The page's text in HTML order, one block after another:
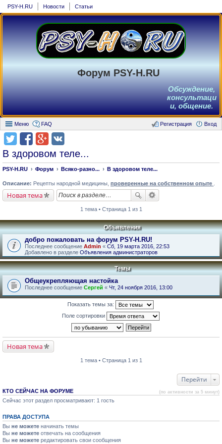
PSY-H.RU Новости Статьи
Форум PSY-H.RU
Обсуждение,
консультаци
и, общение.
Меню FAQ Вход
Регистрация
В здоровом теле...
PSY-H.RU Форум Всяко-разно... В здоровом теле...
Описание: Рецепты народной медицины, проверенные на собственном опыте
Новая тема
1 тема • Страница 1 из 1
Объявления
добро пожаловать на форум PSY-H.RU!
Последнее сообщение Admin « Сб, 19 марта 2016, 22:53
Добавлено в разделе Объявления администраторов
Темы
Общеукрепляющая настойка
Последнее сообщение Сергей « Чт, 24 ноября 2016, 13:00
Показать темы за:
Поле сортировки
Новая тема
1 тема • Страница 1 из 1
Перейти
КТО СЕЙЧАС НА ФОРУМЕ (по активности за 5 минут)
Сейчас этот раздел просматривают: 1 гость
ПРАВА ДОСТУПА
Вы не можете начинать темы
Вы не можете отвечать на сообщения
Вы не можете редактировать свои сообщения